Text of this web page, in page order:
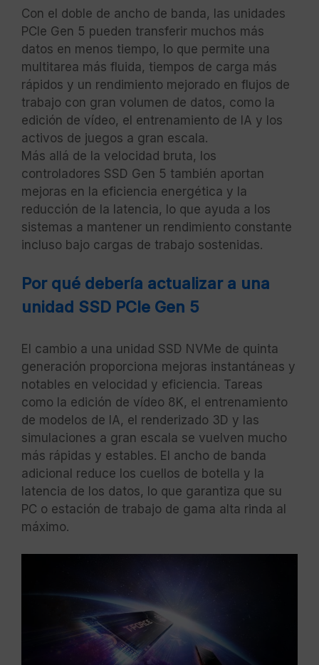
Con el doble de ancho de banda, las unidades
PCIe Gen 5 pueden transferir muchos más
datos en menos tiempo, lo que permite una
multitarea más fluida, tiempos de carga más
rápidos y un rendimiento mejorado en flujos de
trabajo con gran volumen de datos, como la
edición de vídeo, el entrenamiento de IA y los
activos de juegos a gran escala.
Más allá de la velocidad bruta, los
controladores SSD Gen 5 también aportan
mejoras en la eficiencia energética y la
reducción de la latencia, lo que ayuda a los
sistemas a mantener un rendimiento constante
incluso bajo cargas de trabajo sostenidas.
Por qué debería actualizar a una
unidad SSD PCIe Gen 5
El cambio a una unidad SSD NVMe de quinta
generación proporciona mejoras instantáneas y
notables en velocidad y eficiencia. Tareas
como la edición de vídeo 8K, el entrenamiento
de modelos de IA, el renderizado 3D y las
simulaciones a gran escala se vuelven mucho
más rápidas y estables. El ancho de banda
adicional reduce los cuellos de botella y la
latencia de los datos, lo que garantiza que su
PC o estación de trabajo de gama alta rinda al
máximo.